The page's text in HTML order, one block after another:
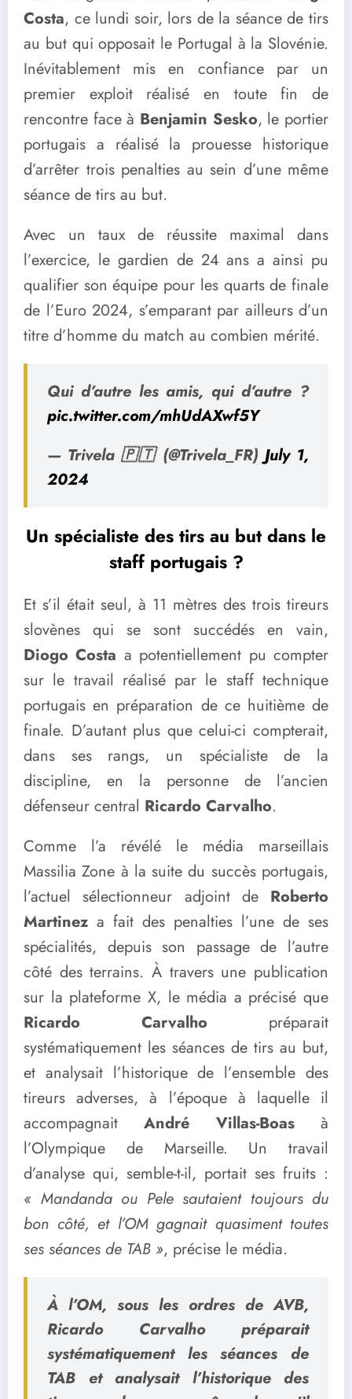
Costa, ce lundi soir, lors de la séance de tirs
au but qui opposait le Portugal à la Slovénie.
Inévitablement mis en confiance par un
premier exploit réalisé en toute fin de
rencontre face à Benjamin Sesko, le portier
portugais a réalisé la prouesse historique
d’arrêter trois penalties au sein d’une même
séance de tirs au but.
Avec un taux de réussite maximal dans
l’exercice, le gardien de 24 ans a ainsi pu
qualifier son équipe pour les quarts de finale
de l’Euro 2024, s’emparant par ailleurs d’un
titre d’homme du match au combien mérité.
Qui d’autre les amis, qui d’autre ?
pic.twitter.com/mhUdAXwf5Y
— Trivela 🇵🇹 (@Trivela_FR)July 1,
2024
Un spécialiste des tirs au but dans le
staff portugais ?
Et s’il était seul, à 11 mètres des trois tireurs
slovènes qui se sont succédés en vain,
Diogo Costa a potentiellement pu compter
sur le travail réalisé par le staff technique
portugais en préparation de ce huitième de
finale. D’autant plus que celui-ci compterait,
dans ses rangs, un spécialiste de la
discipline, en la personne de l’ancien
défenseur central Ricardo Carvalho.
Comme l’a révélé le média marseillais
Massilia Zone à la suite du succès portugais,
l’actuel sélectionneur adjoint de Roberto
Martinez a fait des penalties l’une de ses
spécialités, depuis son passage de l’autre
côté des terrains. À travers une publication
sur la plateforme X, le média a précisé que
Ricardo Carvalho préparait
systématiquement les séances de tirs au but,
et analysait l’historique de l’ensemble des
tireurs adverses, à l’époque à laquelle il
accompagnaitAndré Villas-Boasà
l’Olympique de Marseille. Un travail
d’analyse qui, semble-t-il, portait ses fruits :
« Mandanda ou Pele sautaient toujours du
bon côté, et l’OM gagnait quasiment toutes
ses séances de TAB », précise le média.
À l’OM, sous les ordres de AVB,
Ricardo Carvalho préparait
systématiquement les séances de
TAB et analysait l’historique des